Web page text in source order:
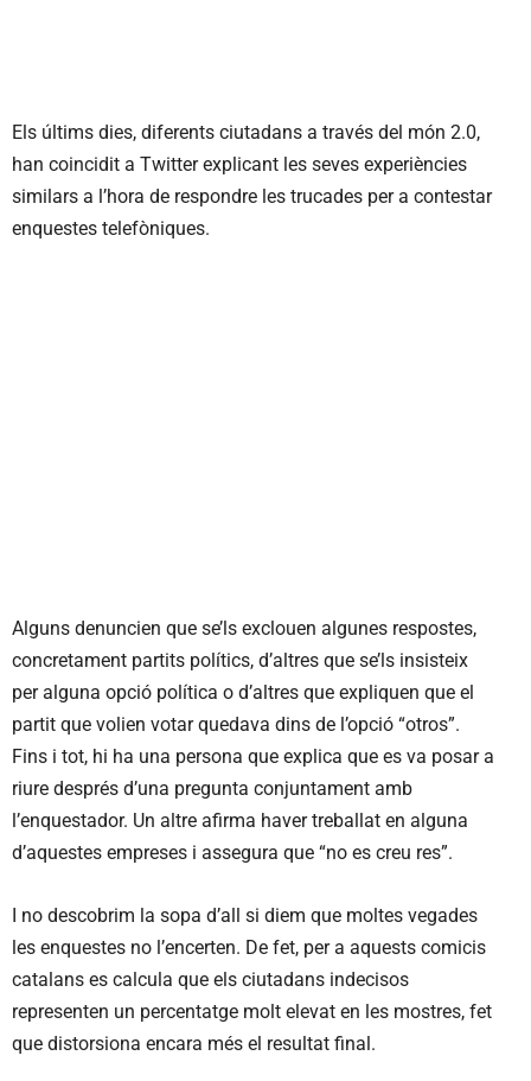
Els últims dies, diferents ciutadans a través del món 2.0,
han coincidit a Twitter explicant les seves experiències
similars a l’hora de respondre les trucades per a contestar
enquestes telefòniques.
Alguns denuncien que se’ls exclouen algunes respostes,
concretament partits polítics, d’altres que se’ls insisteix
per alguna opció política o d’altres que expliquen que el
partit que volien votar quedava dins de l’opció “otros”.
Fins i tot, hi ha una persona que explica que es va posar a
riure després d’una pregunta conjuntament amb
l’enquestador. Un altre afirma haver treballat en alguna
d’aquestes empreses i assegura que “no es creu res”.
I no descobrim la sopa d’all si diem que moltes vegades
les enquestes no l’encerten. De fet, per a aquests comicis
catalans es calcula que els ciutadans indecisos
representen un percentatge molt elevat en les mostres, fet
que distorsiona encara més el resultat final.